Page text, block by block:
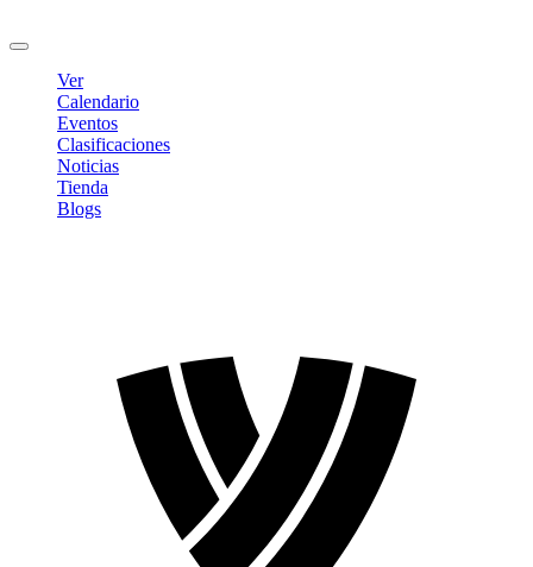
Ver
Calendario
Eventos
Clasificaciones
Noticias
Tienda
Blogs